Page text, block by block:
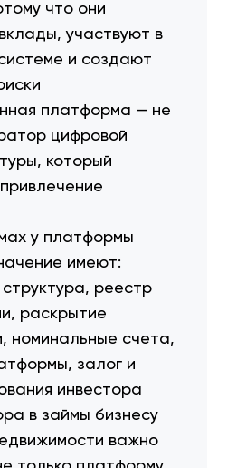
что они
участвуют в
и создают
платформа — не
цифровой
который
у платформы
имеют:
реестр
раскрытие
номинальные счета,
залог и
инвестора
в займы бизнесу
важно